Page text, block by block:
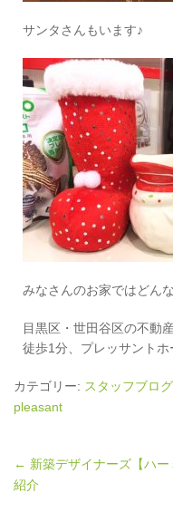
サンタさんもいます♪
みなさんのお家ではどん
目黒区・世田谷区の不動
徒歩1分、プレッサントホ
カテゴリー: スタッフブログ
pleasant
← 新築デザイナーズ【ハ
紹介